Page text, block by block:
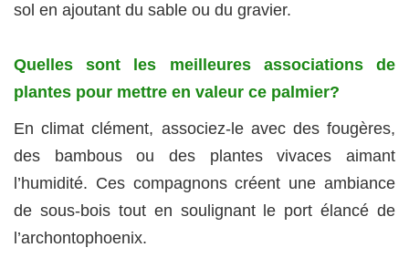
sol en ajoutant du sable ou du gravier.
Quelles sont les meilleures associations de
plantes pour mettre en valeur ce palmier?
En climat clément, associez-le avec des fougères,
des bambous ou des plantes vivaces aimant
l’humidité. Ces compagnons créent une ambiance
de sous-bois tout en soulignant le port élancé de
l’archontophoenix.